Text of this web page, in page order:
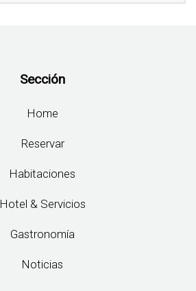
Sección
Home
Reservar
Habitaciones
Hotel & Servicios
Gastronomía
Noticias